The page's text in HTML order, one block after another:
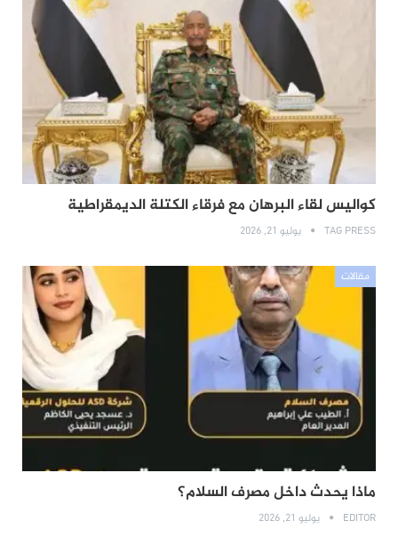
كواليس لقاء البرهان مع فرقاء الكتلة الديمقراطية
TAG PRESS يوليو 21, 2026
مقالات
ماذا يحدث داخل مصرف السلام؟
EDITOR يوليو 21, 2026